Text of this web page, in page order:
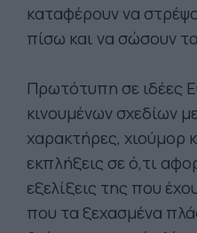
καταφέρουν να
πίσω και να σώσουν
Πρωτότυπη σε ιδέες
κινουμένων σχεδίων
χαρακτήρες, χιούμορ
εκπλήξεις σε ό,τι
εξελίξεις της που
που τα ξεχασμένα